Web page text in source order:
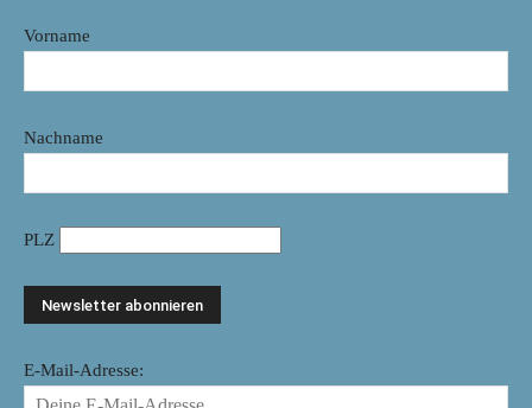
Vorname
Nachname
PLZ
E-Mail-Adresse: